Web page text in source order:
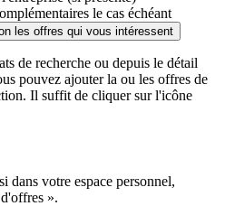
le cas échéant
les offres qui vous intéressent
de recherche ou depuis le détail
pouvez ajouter la ou les offres de
Il suffit de cliquer sur l'icône
dans votre espace personnel,
».